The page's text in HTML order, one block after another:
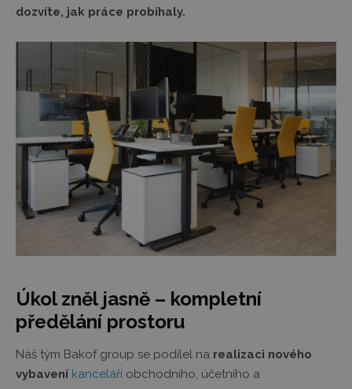
dozvíte, jak práce probíhaly.
Úkol zněl jasně – kompletní
předělání prostoru
Náš tým Bakof group se podílel na realizaci nového
vybavení kanceláří obchodního, účetního a